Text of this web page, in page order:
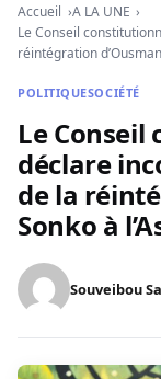
Accueil
A LA UNE
Le Conseil
réintégration
POLITIQUESOCIÉTÉ
Le
déclare
de la
Sonko à
Souveibou